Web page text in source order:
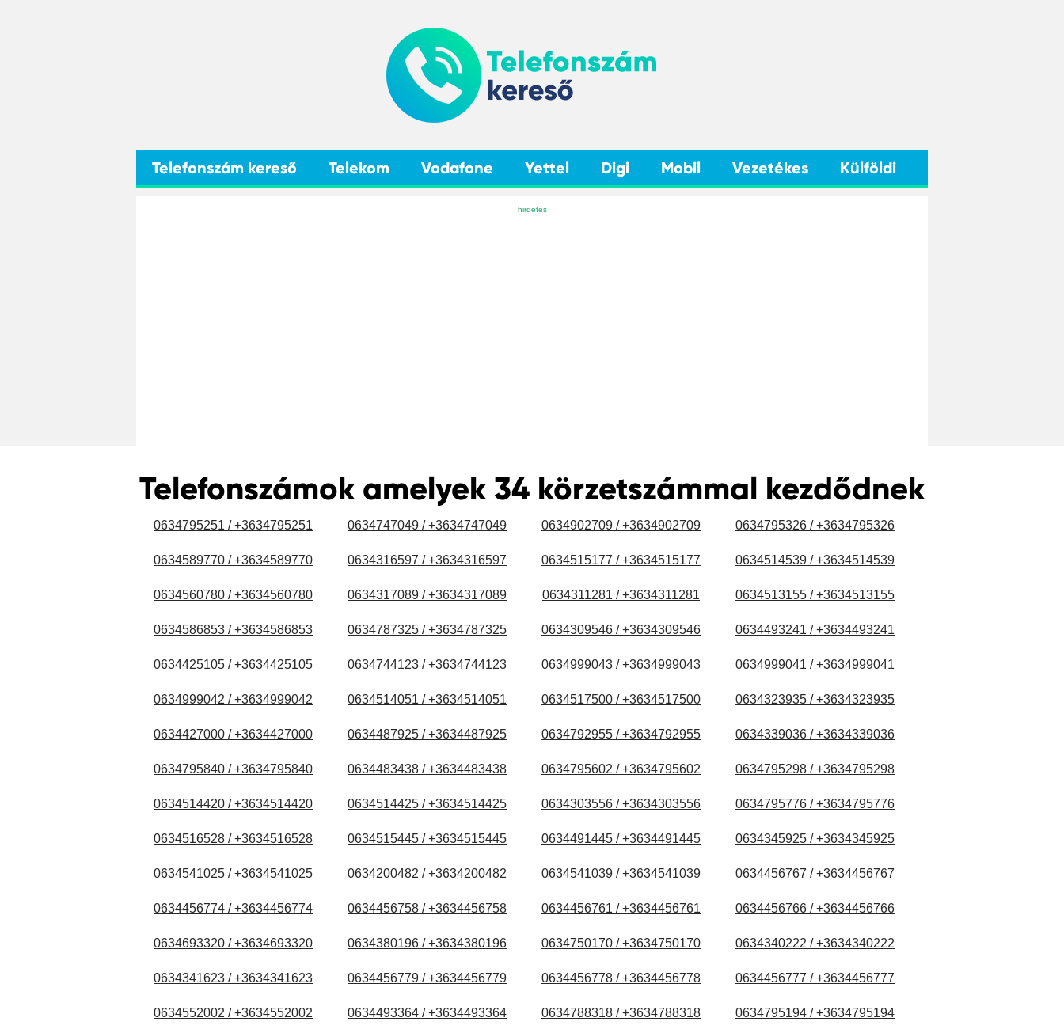
Telefonszám kereső Telekom Vodafone Yettel Digi Mobil Vezetékes Külföldi
Telefonszámok amelyek 34 körzetszámmal kezdődnek
0634795251 / +3634795251 0634747049 / +3634747049 0634902709 / +3634902709 0634795326 / +3634795326
0634589770 / +3634589770 0634316597 / +3634316597 0634515177 / +3634515177 0634514539 / +3634514539
0634560780 / +3634560780 0634317089 / +3634317089 0634311281 / +3634311281 0634513155 / +3634513155
0634586853 / +3634586853 0634787325 / +3634787325 0634309546 / +3634309546 0634493241 / +3634493241
0634425105 / +3634425105 0634744123 / +3634744123 0634999043 / +3634999043 0634999041 / +3634999041
0634999042 / +3634999042 0634514051 / +3634514051 0634517500 / +3634517500 0634323935 / +3634323935
0634427000 / +3634427000 0634487925 / +3634487925 0634792955 / +3634792955 0634339036 / +3634339036
0634795840 / +3634795840 0634483438 / +3634483438 0634795602 / +3634795602 0634795298 / +3634795298
0634514420 / +3634514420 0634514425 / +3634514425 0634303556 / +3634303556 0634795776 / +3634795776
0634516528 / +3634516528 0634515445 / +3634515445 0634491445 / +3634491445 0634345925 / +3634345925
0634541025 / +3634541025 0634200482 / +3634200482 0634541039 / +3634541039 0634456767 / +3634456767
0634456774 / +3634456774 0634456758 / +3634456758 0634456761 / +3634456761 0634456766 / +3634456766
0634693320 / +3634693320 0634380196 / +3634380196 0634750170 / +3634750170 0634340222 / +3634340222
0634341623 / +3634341623 0634456779 / +3634456779 0634456778 / +3634456778 0634456777 / +3634456777
0634552002 / +3634552002 0634493364 / +3634493364 0634788318 / +3634788318 0634795194 / +3634795194